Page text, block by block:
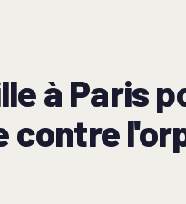
à Paris
contre